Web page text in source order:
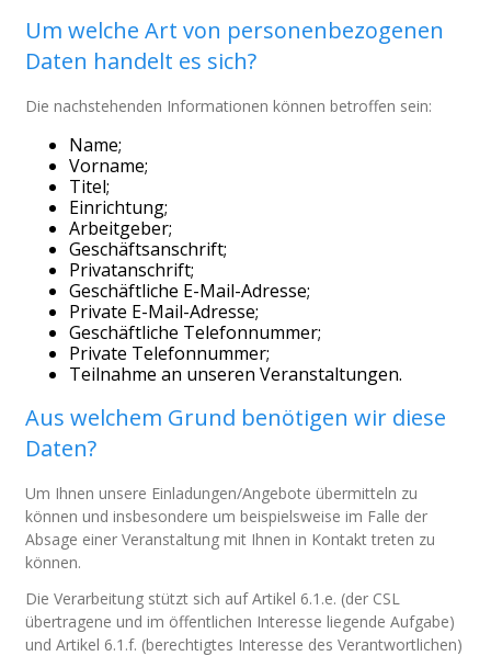
Um welche Art von personenbezogenen
Daten handelt es sich?
Die nachstehenden Informationen können betroffen sein:
Name;
Vorname;
Titel;
Einrichtung;
Arbeitgeber;
Geschäftsanschrift;
Privatanschrift;
Geschäftliche E-Mail-Adresse;
Private E-Mail-Adresse;
Geschäftliche Telefonnummer;
Private Telefonnummer;
Teilnahme an unseren Veranstaltungen.
Aus welchem Grund benötigen wir diese
Daten?
Um Ihnen unsere Einladungen/Angebote übermitteln zu
können und insbesondere um beispielsweise im Falle der
Absage einer Veranstaltung mit Ihnen in Kontakt treten zu
können.
Die Verarbeitung stützt sich auf Artikel 6.1.e. (der CSL
übertragene und im öffentlichen Interesse liegende Aufgabe)
und Artikel 6.1.f. (berechtigtes Interesse des Verantwortlichen)